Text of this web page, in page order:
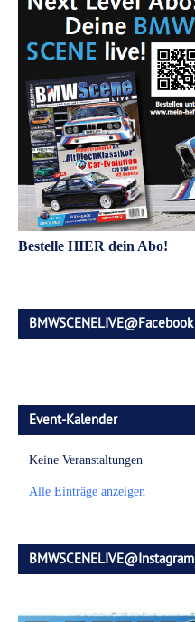
Bestelle HIER dein Abo!
BMWSCENELIVE@Facebook
Event-Kalender
Keine Veranstaltungen
Alle Einträge anzeigen
BMWSCENELIVE@Instagram